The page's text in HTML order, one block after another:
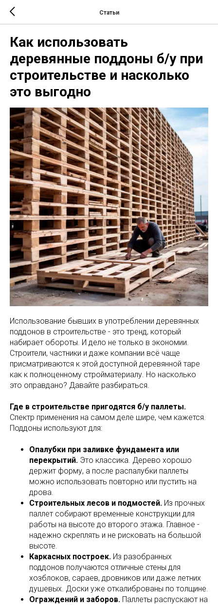
Статьи
Как использовать
деревянные поддоны б/у при
строительстве и насколько
это выгодно
Использование бывших в употреблении деревянных
поддонов в строительстве - это тренд, который
набирает обороты. И дело не только в экономии.
Строители, частники и даже компании всё чаще
присматриваются к этой доступной деревянной таре
как к полноценному стройматериалу. Но насколько
это оправдано? Давайте разбираться.
Где в строительстве пригодятся б/у паллеты.
Спектр применения на самом деле шире, чем кажется.
Поддоны используют для:
Опалубки при заливке фундамента или
перекрытий. Это классика. Дерево хорошо
держит форму, а после распалубки паллеты
можно использовать повторно или пустить на
дрова.
Строительных лесов и подмостей. Из прочных
паллет собирают временные конструкции для
работы на высоте до второго этажа. Главное -
надежно скреплять и не рисковать на большой
высоте.
Каркасных построек. Из разобранных
поддонов получаются отличные стены для
хозблоков, сараев, дровников или даже летних
душевых. Доски уже откалиброваны по толщине.
Ограждений и заборов. Паллеты распускают на